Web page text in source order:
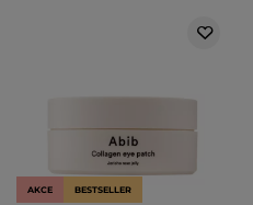
AKCE BESTSELLER